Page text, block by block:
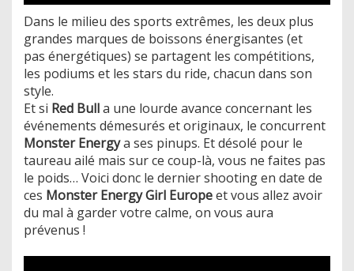
Dans le milieu des sports extrêmes, les deux plus
grandes marques de boissons énergisantes (et
pas énergétiques) se partagent les compétitions,
les podiums et les stars du ride, chacun dans son
style.
Et si Red Bulla une lourde avance concernant les
événements démesurés et originaux, le concurrent
Monster Energya ses pinups. Et désolé pour le
taureau ailé mais sur ce coup-là, vous ne faites pas
le poids… Voici donc le dernier shooting en date de
ces Monster Energy Girl Europeet vous allez avoir
du mal à garder votre calme, on vous aura
prévenus !